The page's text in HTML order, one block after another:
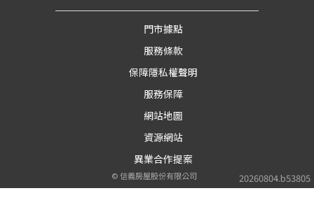
20260804.b53805
門市據點
服務條款
保障隱私權聲明
服務保障
網站地圖
資源網站
異業合作提案
©信義房屋股份有限公司